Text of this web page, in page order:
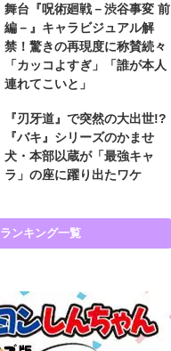
舞台『呪術廻戦－渋谷事変 前
編－』キャラビジュアル解
禁！驚きの再現度に称賛続々
「カッコよすぎ」「誰が本人
連れてこいと」
『刃牙道』で突然の大出世!?
『バキ』シリーズのかませ
犬・本部以蔵が「最強キャ
ラ」の座に躍り出たワケ
ランキング一覧